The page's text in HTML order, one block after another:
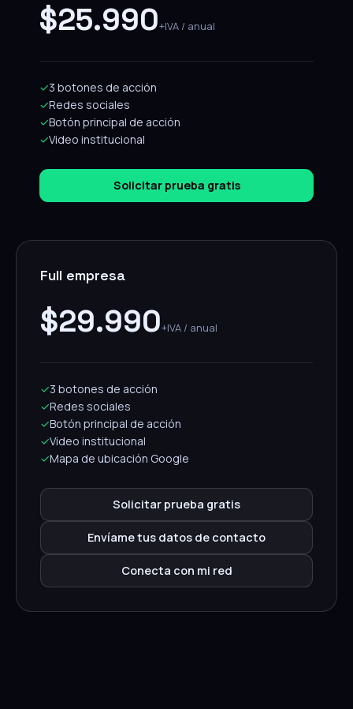
$25.990+IVA / anual
✓3 botones de acción
✓Redes sociales
✓Botón principal de acción
✓Video institucional
Solicitar prueba gratis
Full empresa
$29.990+IVA / anual
✓3 botones de acción
✓Redes sociales
✓Botón principal de acción
✓Video institucional
✓Mapa de ubicación Google
Solicitar prueba gratis
Envíame tus datos de contacto
Conecta con mi red